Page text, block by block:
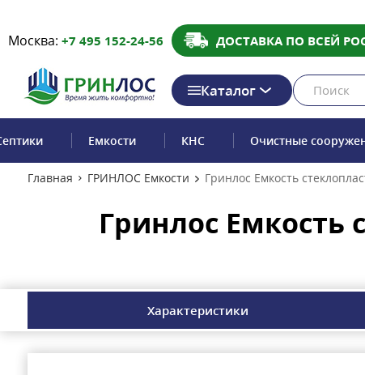
Москва: +7 495 152-24-56 ДОСТАВКА ПО ВСЕЙ
Каталог
Емкости КНС Очистные
Главная ГРИНЛОС Емкости Гринлос Емкость
Гринлос Емкость
Характеристики